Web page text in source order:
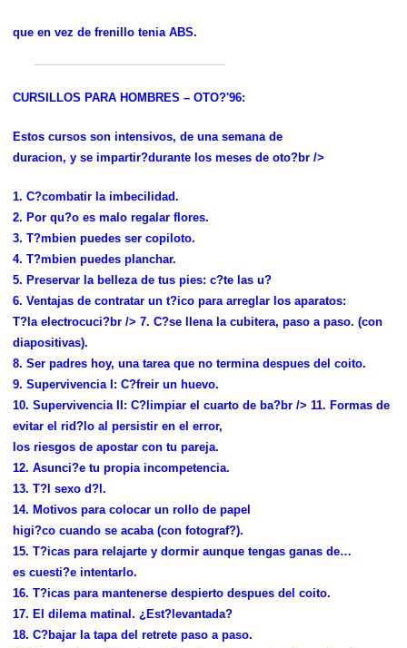
que en vez de frenillo tenia ABS.
CURSILLOS PARA HOMBRES – OTO?'96:
Estos cursos son intensivos, de una semana de
duracion, y se impartir?durante los meses de oto?br />
1. C?combatir la imbecilidad.
2. Por qu?o es malo regalar flores.
3. T?mbien puedes ser copiloto.
4. T?mbien puedes planchar.
5. Preservar la belleza de tus pies: c?te las u?
6. Ventajas de contratar un t?ico para arreglar los aparatos:
T?la electrocuci?br /> 7. C?se llena la cubitera, paso a paso. (con
diapositivas).
8. Ser padres hoy, una tarea que no termina despues del coito.
9. Supervivencia I: C?freir un huevo.
10. Supervivencia II: C?limpiar el cuarto de ba?br /> 11. Formas de
evitar el rid?lo al persistir en el error,
los riesgos de apostar con tu pareja.
12. Asunci?e tu propia incompetencia.
13. T?l sexo d?l.
14. Motivos para colocar un rollo de papel
higi?co cuando se acaba (con fotograf?).
15. T?icas para relajarte y dormir aunque tengas ganas de…
es cuesti?e intentarlo.
16. T?icas para mantenerse despierto despues del coito.
17. El dilema matinal. ¿Est?levantada?
18. C?bajar la tapa del retrete paso a paso.